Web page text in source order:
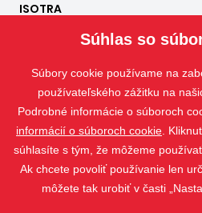
ISOTRA
Súhlas so
Súbory cookie používame na
používateľského zážitku na
Podrobné informácie o súboroch
informácií o súboroch cookie .
súhlasíte s tým, že môžeme
Ak chcete povoliť používanie len
môžete tak urobiť v časti